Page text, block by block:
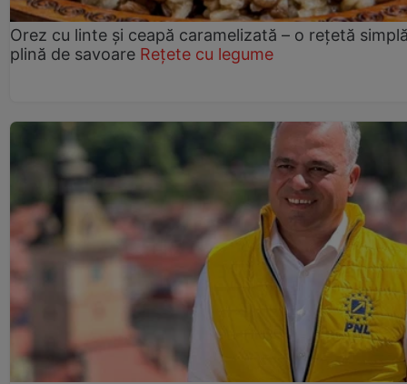
Orez cu linte și ceapă caramelizată – o rețetă
plină de savoare Rețete cu legume